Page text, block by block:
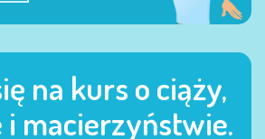
na kurs o ciąży,
i macierzyństwie.